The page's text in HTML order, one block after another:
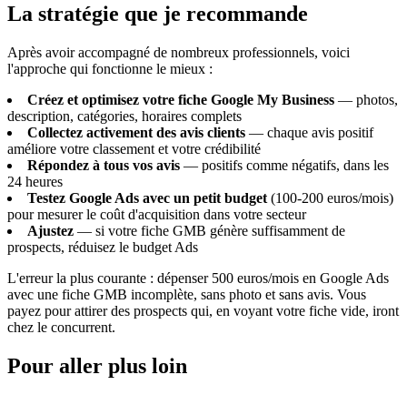
La stratégie que je recommande
Après avoir accompagné de nombreux professionnels, voici
l'approche qui fonctionne le mieux :
Créez et optimisez votre fiche Google My Business — photos,
description, catégories, horaires complets
Collectez activement des avis clients — chaque avis positif
améliore votre classement et votre crédibilité
Répondez à tous vos avis — positifs comme négatifs, dans les
24 heures
Testez Google Ads avec un petit budget (100-200 euros/mois)
pour mesurer le coût d'acquisition dans votre secteur
Ajustez — si votre fiche GMB génère suffisamment de
prospects, réduisez le budget Ads
L'erreur la plus courante : dépenser 500 euros/mois en Google Ads
avec une fiche GMB incomplète, sans photo et sans avis. Vous
payez pour attirer des prospects qui, en voyant votre fiche vide, iront
chez le concurrent.
Pour aller plus loin